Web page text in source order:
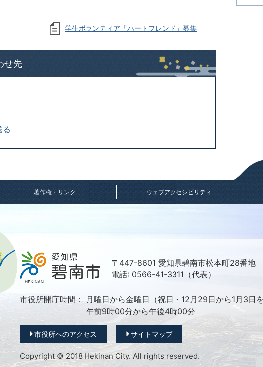
学生ボランティア「ハートフレンド」募集
せ先
る
著作権・リンク ウェブアクセシビリティ
〒447-8601 愛知県碧南市松本町28番地
電話: 0566-41-3311（代表）
市役所開庁時間：
月曜日から金曜日（祝日・12月29日から1月3日を
午前9時00分から午後4時00分
市役所へのアクセス サイトマップ
Copyright © 2018 Hekinan City. All rights reserved.